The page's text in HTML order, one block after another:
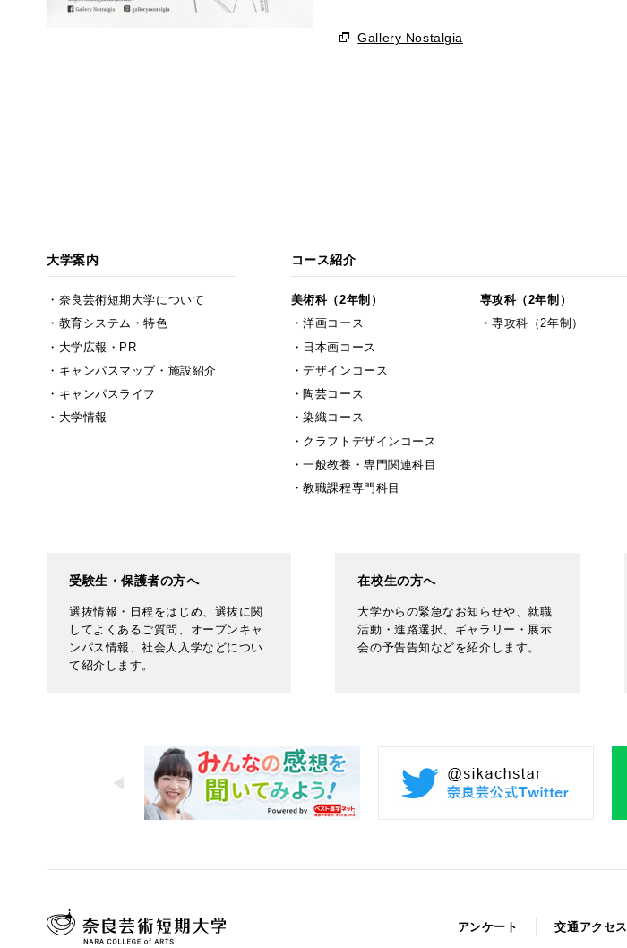
Gallery Nostalgia
大学案内
奈良芸術短期大学について
教育システム・特色
大学広報・PR
キャンパスマップ・施設紹介
キャンパスライフ
大学情報
コース紹介
美術科（2年制）
洋画コース
日本画コース
デザインコース
陶芸コース
染織コース
クラフトデザインコース
一般教養・専門関連科目
教職課程専門科目
専攻科（2年制）
専攻科（2年制）
受験生・保護者の方へ
選抜情報・日程をはじめ、選抜に関
してよくあるご質問、オープンキャ
ンパス情報、社会人入学などについ
て紹介します。
在校生の方へ
大学からの緊急なお知らせや、就職
活動・進路選択、ギャラリー・展示
会の予告告知などを紹介します。
アンケート 交通アクセス